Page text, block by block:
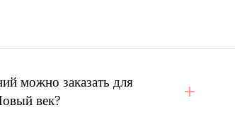
или КП
можно заказать для
век?